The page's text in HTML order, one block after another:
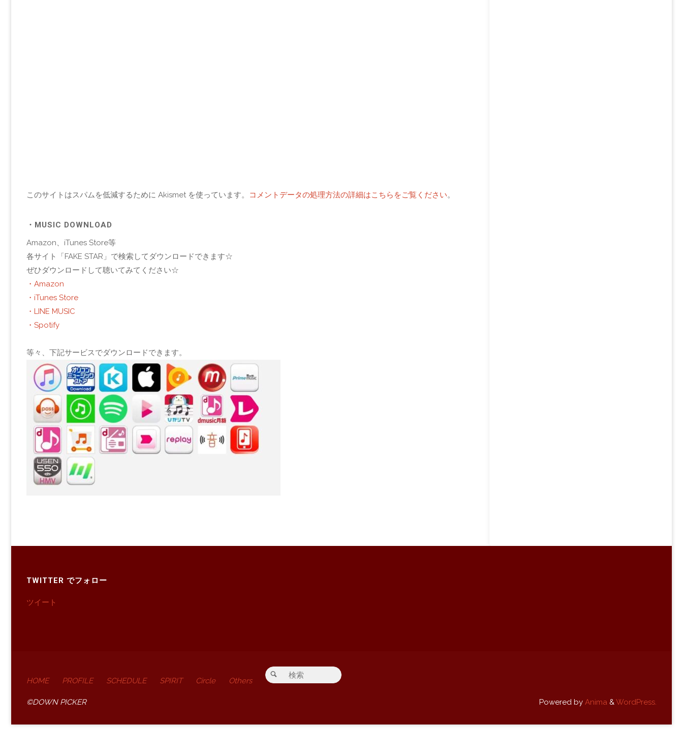
このサイトはスパムを低減するために Akismet を使っています。 コメントデータの処理方法の詳細はこちらをご覧ください。
・MUSIC DOWNLOAD
Amazon、iTunes Store等
各サイト「FAKE STAR」で検索してダウンロードできます☆
ぜひダウンロードして聴いてみてください☆
・Amazon
・iTunes Store
・LINE MUSIC
・Spotify
等々、下記サービスでダウンロードできます。
TWITTER でフォロー
ツイート
HOME PROFILE SCHEDULE SPIRIT Circle Others
検索対象:
検索
©DOWN PICKER Powered by Anima &WordPress.